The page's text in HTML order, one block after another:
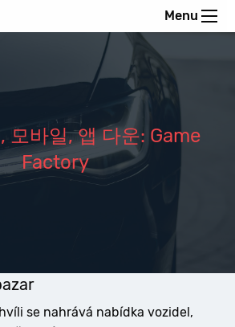
Menu
모바일, 앱 다운: Game
Factory
se nahrává nabídka vozidel,